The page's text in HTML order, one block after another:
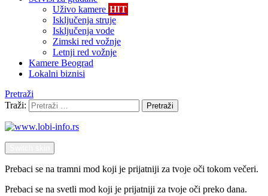
Uživo kamere HIT
Isključenja struje
Isključenja vode
Zimski red vožnje
Letnji red vožnje
Kamere Beograd
Lokalni biznisi
Pretraži
Traži:
Pretraži
Prebaci se na tramni mod koji je prijatniji za tvoje oči tokom večeri.
Prebaci se na svetli mod koji je prijatniji za tvoje oči preko dana.